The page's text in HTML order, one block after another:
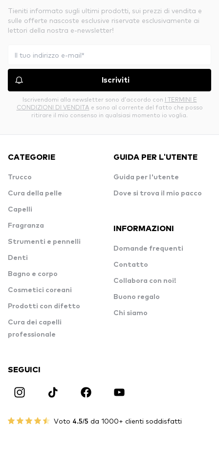
Tieniti informato sugli ultimi prodotti, sui prezzi di vendita e
sulle offerte nascoste esclusive riservate esclusivamente ai
lettori della nostra e-newsletter!
Iscriviti
Iscrivendomi alla newsletter sono d’accordo con I TERMINI E
CONDIZIONI DI VENDITA e sono al corrente del fatto che posso
ritirare il mio consenso in qualsiasi momento io voglia.
CATEGORIE
Trucco
Cura della pelle
Capelli
Fragranza
Strumenti e pennelli
Denti
Bagno e corpo
Cosmetici coreani
Prodotti con difetto
Cura dei capelli
professionale
GUIDA PER L'UTENTE
Guida per l'utente
Dove si trova il mio pacco
INFORMAZIONI
Domande frequenti
Contatto
Collabora con noi!
Buono regalo
Chi siamo
SEGUICI
Voto 4.5/5 da 1000+ clienti soddisfatti